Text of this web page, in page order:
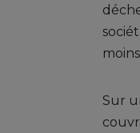
Sur